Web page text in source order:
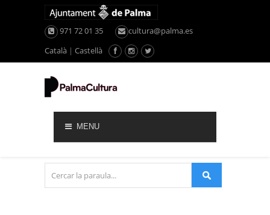
971 72 01 35
cultura@palma.es
Català | Castellà
MENU